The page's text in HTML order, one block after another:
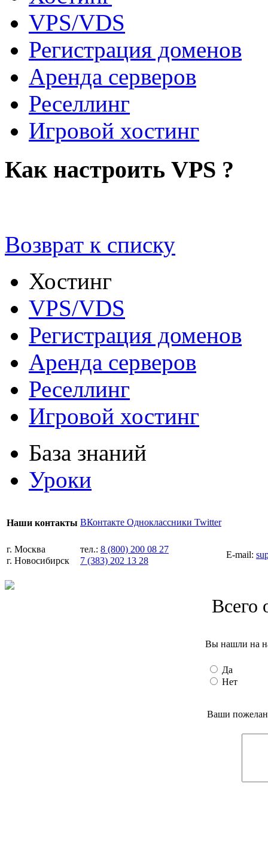
VPS/VDS
Регистрация доменов
Аренда серверов
Реселлинг
Игровой хостинг
Как настроить VPS ?
Возврат к списку
Хостинг
VPS/VDS
Регистрация доменов
Аренда серверов
Реселлинг
Игровой хостинг
База знаний
Уроки
Наши контакты ВКонтакте Одноклассники Twitter
г. Москва
г. Новосибирск
тел.: 8 (800) 200 08 27
7 (383) 202 13 28
E-mail:
Всего
Вы нашли на
Да
Нет
Ваши